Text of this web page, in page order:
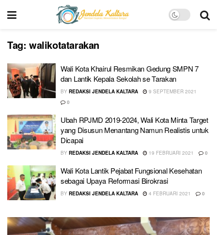
Tag: walikotatarakan
Wali Kota Khairul Resmikan Gedung SMPN 7
dan Lantik Kepala Sekolah se Tarakan
BY REDAKSI JENDELA KALTARA
9 SEPTEMBER 2021
0
Ubah RPJMD 2019-2024, Wali Kota Minta Target
yang Disusun Menantang Namun Realistis untuk
Dicapai
BY REDAKSI JENDELA KALTARA 19 FEBRUARI 2021 0
Wali Kota Lantik Pejabat Fungsional Kesehatan
sebagai Upaya Reformasi Birokrasi
BY REDAKSI JENDELA KALTARA 4 FEBRUARI 2021 0